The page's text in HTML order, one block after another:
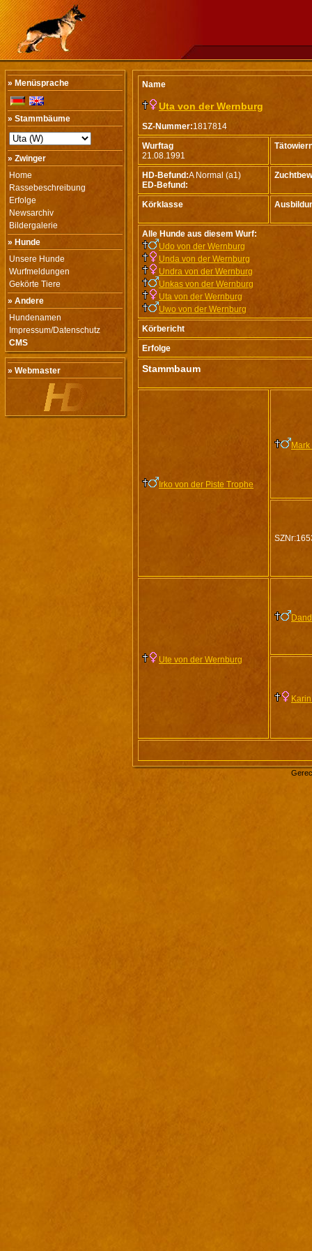
» Menüsprache
» Stammbäume
» Zwinger
Home
Rassebeschreibung
Erfolge
Newsarchiv
Bildergalerie
» Hunde
Unsere Hunde
Wurfmeldungen
Gekörte Tiere
» Andere
Hundenamen
Impressum/Datenschutz
CMS
» Webmaster
Name
Uta von der Wernburg
SZ-Nummer:1817814
Wurftag
21.08.1991
HD-Befund:A Normal (a1)
ED-Befund:
Körklasse
Alle Hunde aus diesem Wurf:
Udo von der Wernburg
Unda von der Wernburg
Undra von der Wernburg
Unkas von der Wernburg
Uta von der Wernburg
Uwo von der Wernburg
Körbericht
Erfolge
Stammbaum
Irko von der Piste Trophe
Ute von der Wernburg